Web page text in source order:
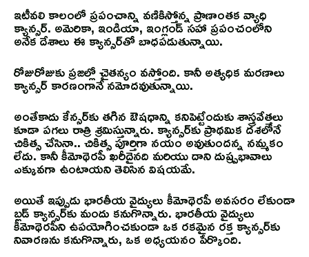
ఇటీవలి కాలంలో ప్రపంచాన్ని వణికిస్తోన్న ప్రాణాంతక వ్యాధి
క్యాన్సర్. అమెరికా, ఇండియా, ఇంగ్లండ్ సహా ప్రపంచంలోని
అనేక దేశాలు ఈ క్యాన్సర్‌తో బాధపడుతున్నాయి.
రోజురోజుకు ప్రజల్లో చైతన్యం వస్తోంది. కానీ అత్యధిక మరణాలు
క్యాన్సర్ కారణంగానే నమోదవుతున్నాయి.
అంతేకాదు కేన్సర్‌కు తగిన ఔషధాన్ని కనిపెట్టేందుకు శాస్త్రవేత్తలు
కూడా పగలు రాత్రి శ్రమిస్తున్నారు. క్యాన్సర్‌కు ప్రాథమిక దశలోనే
చికిత్స చేసినా.. చికిత్స పూర్తిగా నయం అవుతుందన్న నమ్మకం
లేదు. కానీ కీమోథెరపీ ఖరీదైనది మరియు దాని దుష్ప్రభావాలు
ఎక్కువగా ఉంటాయని తెలిసిన విషయమే.
అయితే ఇప్పుడు భారతీయ వైద్యులు కీమోథెరపీ అవసరం లేకుండా
బ్లడ్ క్యాన్సర్‌కు మందు కనుగొన్నారు. భారతీయ వైద్యులు
కీమోథెరపీని ఉపయోగించకుండా ఒక రకమైన రక్త క్యాన్సర్‌కు
నివారణను కనుగొన్నారు, ఒక అధ్యయనం పేర్కొంది.